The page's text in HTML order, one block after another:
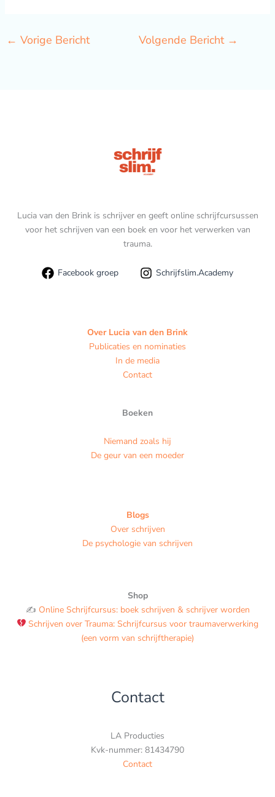
← Vorige Bericht Volgende Bericht →
Lucia van den Brink is schrijver en geeft online schrijfcursussen
voor het schrijven van een boek en voor het verwerken van
trauma.
Facebook groep Schrijfslim.Academy
Over Lucia van den Brink
Publicaties en nominaties
In de media
Contact
Boeken
Niemand zoals hij
De geur van een moeder
Blogs
Over schrijven
De psychologie van schrijven
Shop
✍️ Online Schrijfcursus: boek schrijven & schrijver worden
Schrijven over Trauma: Schrijfcursus voor traumaverwerking
(een vorm van schrijftherapie)
Contact
LA Producties
Kvk-nummer: 81434790
Contact